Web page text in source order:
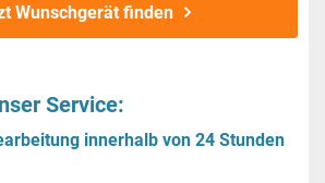
Wunschgerät finden
Service:
innerhalb von 24 Stunden